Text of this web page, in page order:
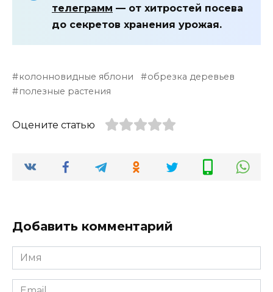
телеграмм — от хитростей посева
до секретов хранения урожая.
колонновидные яблони
обрезка деревьев
полезные растения
Оцените статью
Добавить комментарий
Имя
*
Email